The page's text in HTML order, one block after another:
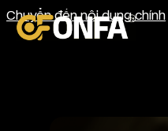
Chuyển đến nội dung chính